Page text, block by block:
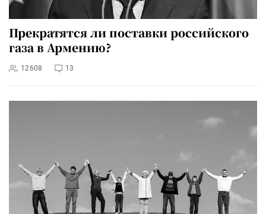
Прекратятся ли поставки российского
газа в Армению?
12608 13